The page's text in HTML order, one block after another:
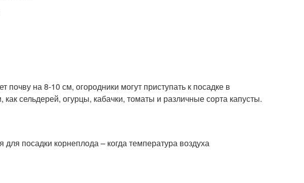
почву на 8-10 см, огородники могут приступать к посадке в
сельдерей, огурцы, кабачки, томаты и различные сорта капусты.
посадки корнеплода – когда температура воздуха